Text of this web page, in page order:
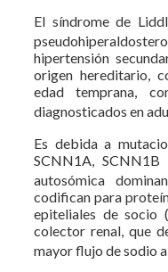
El síndrome de
hipertensión
origen hereditario,
edad temprana,
diagnosticados en
Es debida a
SCNN1A,
autosómica
codifican para
epiteliales de socio
colector renal, que
mayor flujo de sodio